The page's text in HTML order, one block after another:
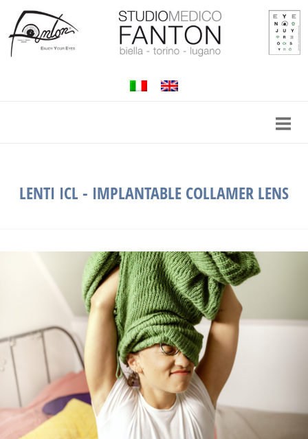
Passa
contenuto
LENTI ICL - IMPLANTABLE COLLAMER LENS